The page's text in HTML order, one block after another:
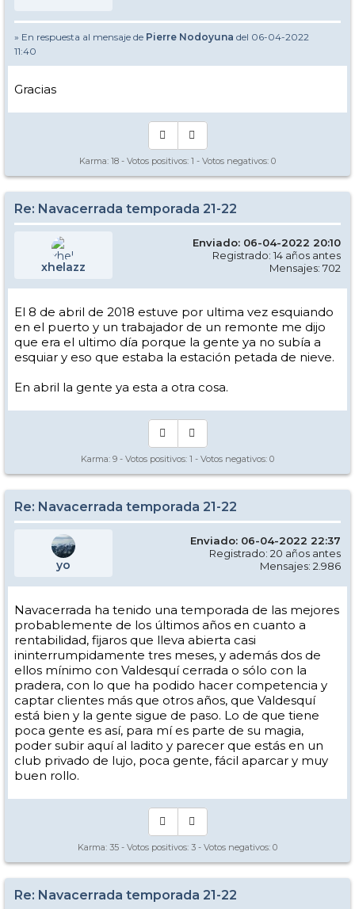
» En respuesta al mensaje de Pierre Nodoyuna del 06-04-2022
11:40
Gracias
Karma: 18 - Votos positivos: 1 - Votos negativos: 0
Re: Navacerrada temporada 21-22
xhelazz
Enviado: 06-04-2022 20:10
Registrado: 14 años antes
Mensajes: 702
El 8 de abril de 2018 estuve por ultima vez esquiando
en el puerto y un trabajador de un remonte me dijo
que era el ultimo día porque la gente ya no subía a
esquiar y eso que estaba la estación petada de nieve.
En abril la gente ya esta a otra cosa.
Karma: 9 - Votos positivos: 1 - Votos negativos: 0
Re: Navacerrada temporada 21-22
yo
Enviado: 06-04-2022 22:37
Registrado: 20 años antes
Mensajes: 2.986
Navacerrada ha tenido una temporada de las mejores
probablemente de los últimos años en cuanto a
rentabilidad, fijaros que lleva abierta casi
ininterrumpidamente tres meses, y además dos de
ellos mínimo con Valdesquí cerrada o sólo con la
pradera, con lo que ha podido hacer competencia y
captar clientes más que otros años, que Valdesquí
está bien y la gente sigue de paso. Lo de que tiene
poca gente es así, para mí es parte de su magia,
poder subir aquí al ladito y parecer que estás en un
club privado de lujo, poca gente, fácil aparcar y muy
buen rollo.
Karma: 35 - Votos positivos: 3 - Votos negativos: 0
Re: Navacerrada temporada 21-22